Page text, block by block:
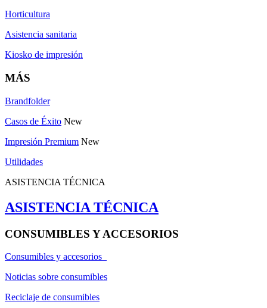
Horticultura
Asistencia sanitaria
Kiosko de impresión
MÁS
Brandfolder
Casos de Éxito New
Impresión Premium New
Utilidades
ASISTENCIA TÉCNICA
ASISTENCIA TÉCNICA
CONSUMIBLES Y ACCESORIOS
Consumibles y accesorios
Noticias sobre consumibles
Reciclaje de consumibles